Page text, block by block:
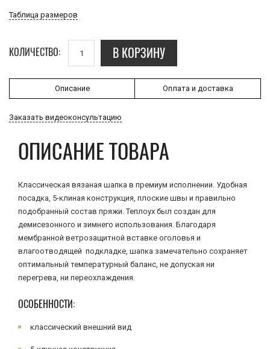
Таблица размеров
КОЛИЧЕСТВО: В КОРЗИНУ
Описание Оплата и доставка
Заказать видеоконсультацию
ОПИСАНИЕ ТОВАРА
Классическая вязаная шапка в премиум исполнении. Удобная
посадка, 5-клиная конструкция, плоские швы и правильно
подобранный состав пряжи. Теплоух был создан для
демисезонного и зимнего использования. Благодаря
мембранной ветрозащитной вставке оголовья и
влагоотводящей подкладке, шапка замечательно сохраняет
оптимальный температурный баланс, не допуская ни
перегрева, ни переохлаждения.
ОСОБЕННОСТИ:
классический внешний вид